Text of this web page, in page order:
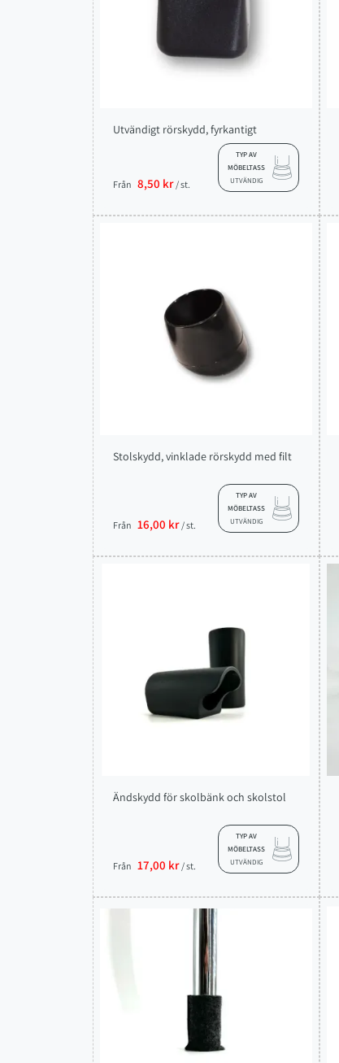
Utvändigt rörskydd, fyrkantigt
Från 8,50 kr / st.
TYP AV
MÖBELTASS
UTVÄNDIG
Stolskydd, vinklade rörskydd med filt
Från 16,00 kr / st.
TYP AV
MÖBELTASS
UTVÄNDIG
Ändskydd för skolbänk och skolstol
Från 17,00 kr / st.
TYP AV
MÖBELTASS
UTVÄNDIG